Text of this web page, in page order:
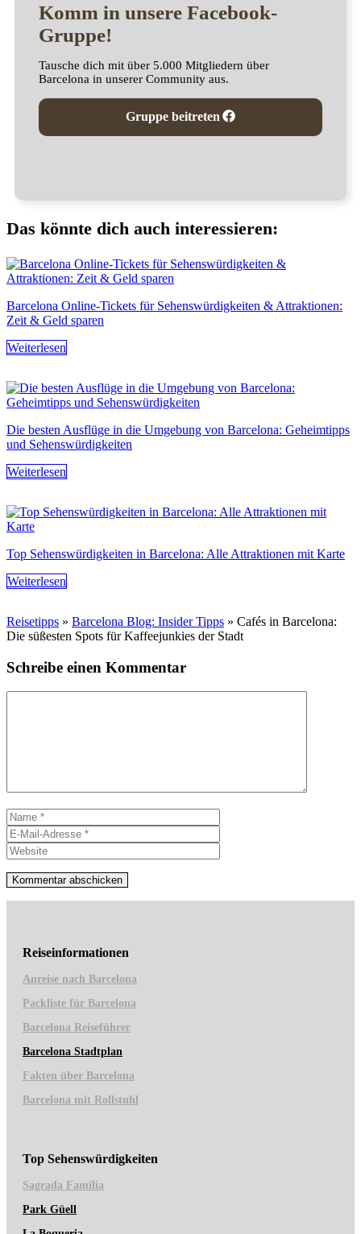
Komm in unsere Facebook-
Gruppe!
Tausche dich mit über 5.000 Mitgliedern über
Barcelona in unserer Community aus.
Gruppe beitreten
Das könnte dich auch interessieren:
Barcelona Online-Tickets für Sehenswürdigkeiten & Attraktionen:
Zeit & Geld sparen
Weiterlesen
Die besten Ausflüge in die Umgebung von Barcelona: Geheimtipps
und Sehenswürdigkeiten
Weiterlesen
Top Sehenswürdigkeiten in Barcelona: Alle Attraktionen mit Karte
Weiterlesen
Reisetipps » Barcelona Blog: Insider Tipps » Cafés in Barcelona:
Die süßesten Spots für Kaffeejunkies der Stadt
Schreibe einen Kommentar
Name
Mail-
Adresse
Reiseinformationen
Anreise nach Barcelona
Packliste für Barcelona
Barcelona Reiseführer
Barcelona Stadtplan
Fakten über Barcelona
Barcelona mit Rollstuhl
Top Sehenswürdigkeiten
Sagrad a Família
Park Güell